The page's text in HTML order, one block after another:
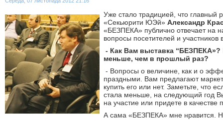
Уже стало традицией, что главный
«Секьюрити ЮЭй» Александр
«БЕЗПЕКА» публично отвечает на
вопросы посетителей и
- Как Вам выставка “БЕЗПЕКА»?
меньше, чем в прошлый раз?
- Вопросы о величине, как и о
праздными. Вам предлагают
купить его или нет. Заметьте, что
стала меньше, на следующий год
на участие или придете в качестве
А сама «БЕЗПЕКА» мне нравится.